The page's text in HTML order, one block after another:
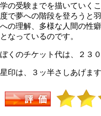
学の受験までを描いていく
度で夢への階段を登ろうと
への理解、多様な人間の性
となっているのです。
ぼくのチケット代は、２３
星印は、３ッ半さしあげます